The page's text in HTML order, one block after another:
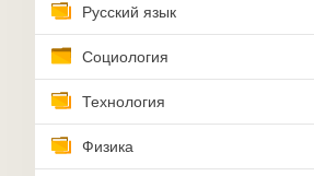
Русский язык
Социология
Технология
Физика